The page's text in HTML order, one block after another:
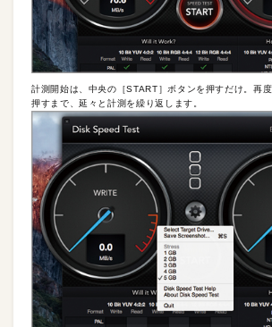
計測開始は、中央の［START］ボタンを押すだけ。再
押すまで、延々と計測を繰り返します。